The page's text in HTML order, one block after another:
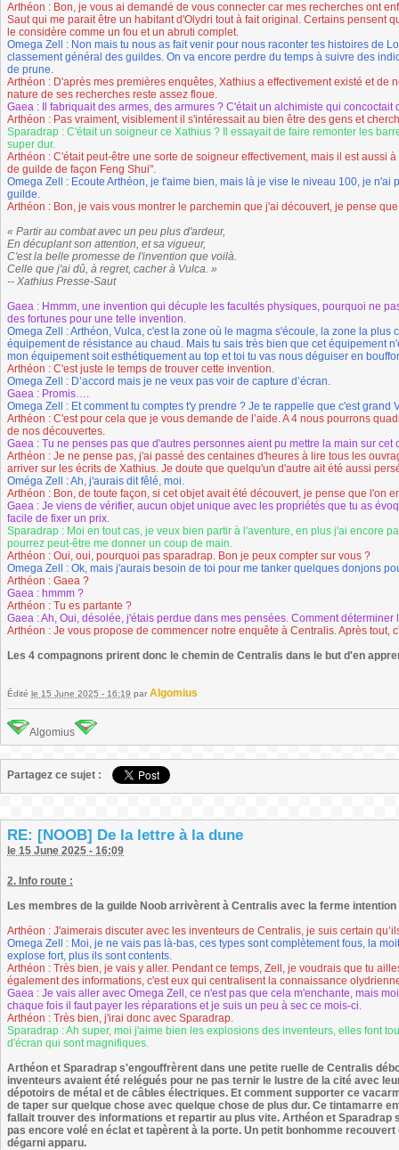
Arthéon : Bon, je vous ai demandé de vous connecter car mes recherches ont
Saut qui me parait être un habitant d'Olydri tout à fait original. Certains pensent
le considère comme un fou et un abruti complet.
Omega Zell : Non mais tu nous as fait venir pour nous raconter tes histoires de
classement général des guildes. On va encore perdre du temps à suivre des
de prune.
Arthéon : D'après mes premières enquêtes, Xathius a effectivement existé et
nature de ses recherches reste assez floue.
Gaea : Il fabriquait des armes, des armures ? C'était un alchimiste qui concoctait
Arthéon : Pas vraiment, visiblement il s'intéressait au bien être des gens et
Sparadrap : C'était un soigneur ce Xathius ? Il essayait de faire remonter les
super dur.
Arthéon : C'était peut-être une sorte de soigneur effectivement, mais il est aussi
de guilde de façon Feng Shui".
Omega Zell : Ecoute Arthéon, je t'aime bien, mais là je vise le niveau 100, je
guilde.
Arthéon : Bon, je vais vous montrer le parchemin que j'ai découvert, je pense
« Partir au combat avec un peu plus d'ardeur,
En décuplant son attention, et sa vigueur,
C'est la belle promesse de l'invention que voilà.
Celle que j'ai dû, à regret, cacher à Vulca. »
-- Xathius Presse-Saut
Gaea : Hmmm, une invention qui décuple les facultés physiques, pourquoi ne
des fortunes pour une telle invention.
Omega Zell : Arthéon, Vulca, c'est la zone où le magma s'écoule, la zone la
équipement de résistance au chaud. Mais tu sais très bien que cet équipement
mon équipement soit esthétiquement au top et toi tu vas nous déguiser en
Arthéon : C'est juste le temps de trouver cette invention.
Omega Zell : D’accord mais je ne veux pas voir de capture d’écran.
Gaea : Promis….
Omega Zell : Et comment tu comptes t'y prendre ? Je te rappelle que c'est
Arthéon : C'est pour cela que je vous demande de l’aide. A 4 nous pourrons
de nos découvertes.
Gaea : Tu ne penses pas que d'autres personnes aient pu mettre la main sur cet
Arthéon : Je ne pense pas, j'ai passé des centaines d'heures à lire tous les
arriver sur les écrits de Xathius. Je doute que quelqu'un d'autre ait été aussi
Oméga Zell : Ah, j'aurais dit fêlé, moi.
Arthéon : Bon, de toute façon, si cet objet avait été découvert, je pense que l'on
Gaea : Je viens de vérifier, aucun objet unique avec les propriétés que tu as
facile de fixer un prix.
Sparadrap : Moi en tout cas, je veux bien partir à l'aventure, en plus j'ai encore
pourrez peut-être me donner un coup de main.
Arthéon : Oui, oui, pourquoi pas sparadrap. Bon je peux compter sur vous ?
Omega Zell : Ok, mais j'aurais besoin de toi pour me tanker quelques donjons
Arthéon : Gaea ?
Gaea : hmmm ?
Arthéon : Tu es partante ?
Gaea : Ah, Oui, désolée, j'étais perdue dans mes pensées. Comment
Arthéon : Je vous propose de commencer notre enquête à Centralis. Après tout,
Les 4 compagnons prirent donc le chemin de Centralis dans le but d'en
Édité le 15 June 2025 - 16:19 par Algomius
Algomius
Partagez ce sujet :
RE: [NOOB] De la lettre à la dune
le 15 June 2025 - 16:09
2. Info route :
Les membres de la guilde Noob arrivèrent à Centralis avec la ferme
Arthéon : J'aimerais discuter avec les inventeurs de Centralis, je suis certain
Omega Zell : Moi, je ne vais pas là-bas, ces types sont complètement fous, la
explose fort, plus ils sont contents.
Arthéon : Très bien, je vais y aller. Pendant ce temps, Zell, je voudrais que tu
également des informations, c'est eux qui centralisent la connaissance
Gaea : Je vais aller avec Omega Zell, ce n'est pas que cela m'enchante, mais
chaque fois il faut payer les réparations et je suis un peu à sec ce mois-ci.
Arthéon : Très bien, j'irai donc avec Sparadrap.
Sparadrap : Ah super, moi j'aime bien les explosions des inventeurs, elles font
d'écran qui sont magnifiques.
Arthéon et Sparadrap s'engouffrèrent dans une petite ruelle de Centralis
inventeurs avaient été relégués pour ne pas ternir le lustre de la cité avec
dépotoirs de métal et de câbles électriques. Et comment supporter ce
de taper sur quelque chose avec quelque chose de plus dur. Ce tintamarre
fallait trouver des informations et repartir au plus vite. Arthéon et
pas encore volé en éclat et tapèrent à la porte. Un petit bonhomme
dégarni apparu.